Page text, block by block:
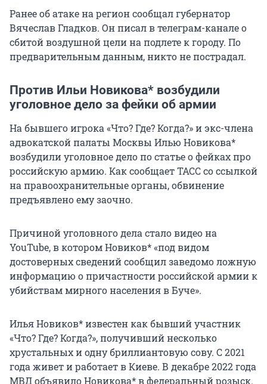
Ранее об атаке на регион сообщал губернатор
Вячеслав Гладков. Он писал в телеграм-канале о
сбитой воздушной цели на подлете к городу. По
предварительным данным, никто не пострадал.
Против Ильи Новикова* возбудили
уголовное дело за фейки об армии
На бывшего игрока «Что? Где? Когда?» и экс-члена
адвокатской палаты Москвы Илью Новикова*
возбудили уголовное дело по статье о фейках про
российскую армию. Как сообщает ТАСС со ссылкой
на правоохранительные органы, обвинение
предъявлено ему заочно.
Причиной уголовного дела стало видео на
YouTube, в котором Новиков* «под видом
достоверных сведений сообщил заведомо ложную
информацию о причастности российской армии к
убийствам мирного населения в Буче».
Илья Новиков* известен как бывший участник
«Что? Где? Когда?», получивший несколько
хрустальных и одну бриллиантовую сову. С 2021
года живет и работает в Киеве. В декабре 2022 года
МВД объявило Новикова* в федеральный розыск.